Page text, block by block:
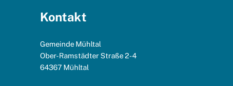
Kontakt
Gemeinde Mühltal
Ober-Ramstädter Straße 2-4
64367 Mühltal